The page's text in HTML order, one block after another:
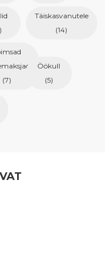
Täiskasvanutele
(14)
(7)
Öökull
(5)